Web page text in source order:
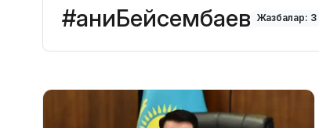
#ҒаниБейсембаев Жазбалар: 3